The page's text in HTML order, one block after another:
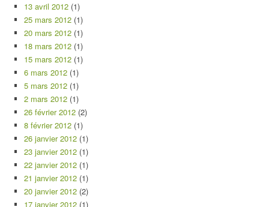
13 avril 2012 (1)
25 mars 2012 (1)
20 mars 2012 (1)
18 mars 2012 (1)
15 mars 2012 (1)
6 mars 2012 (1)
5 mars 2012 (1)
2 mars 2012 (1)
26 février 2012 (2)
8 février 2012 (1)
26 janvier 2012 (1)
23 janvier 2012 (1)
22 janvier 2012 (1)
21 janvier 2012 (1)
20 janvier 2012 (2)
17 janvier 2012 (1)